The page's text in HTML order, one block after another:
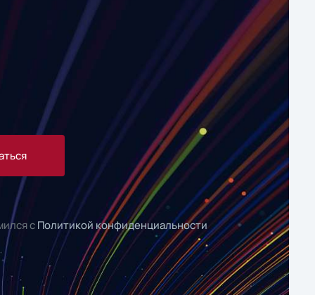
сПолитикой конфиденциальности